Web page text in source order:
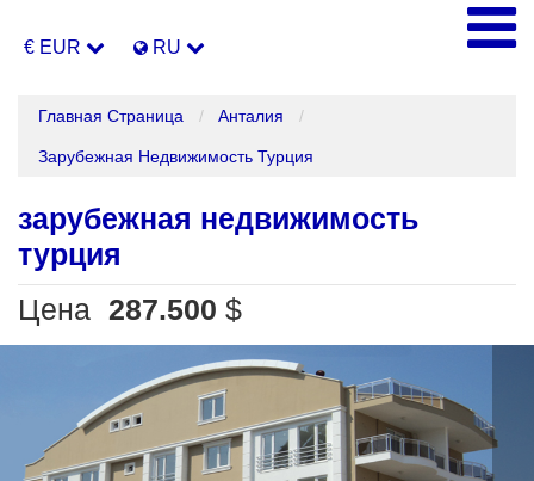
€ EUR RU
Главная Страница Анталия
Зарубежная Недвижимость Турция
зарубежная недвижимость
турция
Цена 287.500 $